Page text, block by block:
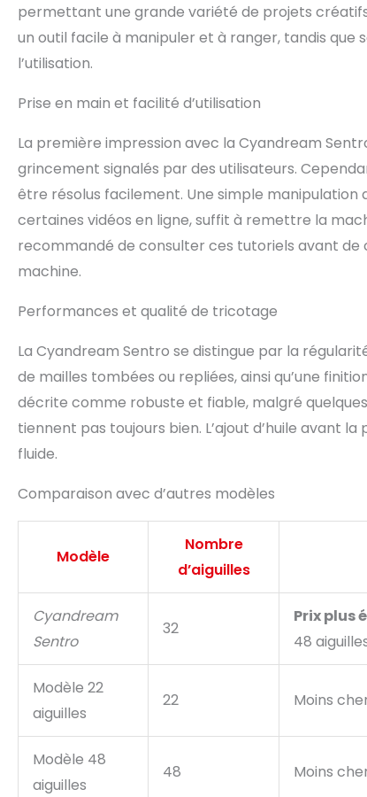
permettant une grande variété de projets
un outil facile à manipuler et à ranger, tandis que
l’utilisation.
Prise en main et facilité d’utilisation
La première impression avec la Cyandream
grincement signalés par des utilisateurs.
être résolus facilement. Une simple
certaines vidéos en ligne, suffit à remettre la
recommandé de consulter ces tutoriels avant
machine.
Performances et qualité de tricotage
La Cyandream Sentro se distingue par la
de mailles tombées ou repliées, ainsi qu’une
décrite comme robuste et fiable, malgré
tiennent pas toujours bien. L’ajout d’huile avant
fluide.
Comparaison avec d’autres modèles
Modèle
Nombre
d’aiguilles
Cyandream
Sentro
32
Prix plus
48
Modèle 22
aiguilles
22 Moins
Modèle 48
aiguilles
48 Moins